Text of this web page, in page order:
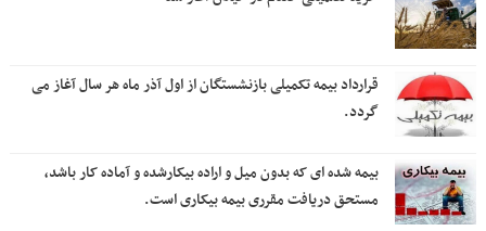
قرارداد بیمه تکمیلی بازنشستگان از اول آذر ماه هر سال آغاز می
گردد.
بیمه شده ای که بدون میل و اراده بیکارشده و آماده کار باشد،
مستحق دریافت مقرری بیمه بیکاری است.